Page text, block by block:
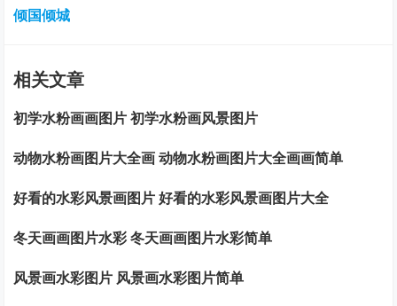
倾国倾城
相关文章
初学水粉画画图片 初学水粉画风景图片
动物水粉画图片大全画 动物水粉画图片大全画画简单
好看的水彩风景画图片 好看的水彩风景画图片大全
冬天画画图片水彩 冬天画画图片水彩简单
风景画水彩图片 风景画水彩图片简单